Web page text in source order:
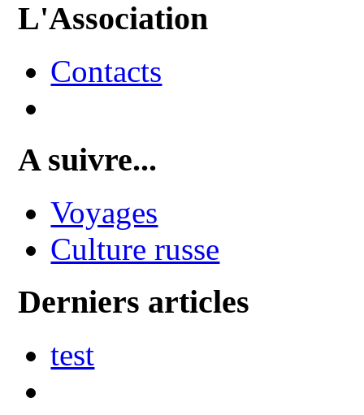
L'Association
Contacts
A suivre...
Voyages
Culture russe
Derniers articles
test